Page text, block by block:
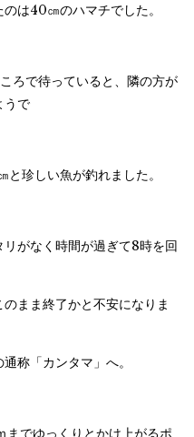
は40㎝のハマチでした。
ろで待っていると、隣の方が
うで
珍しい魚が釣れました。
がなく時間が過ぎて8時を回
まま終了かと不安になりま
称「カンタマ」へ。
までゆっくりとかけ上がるポ